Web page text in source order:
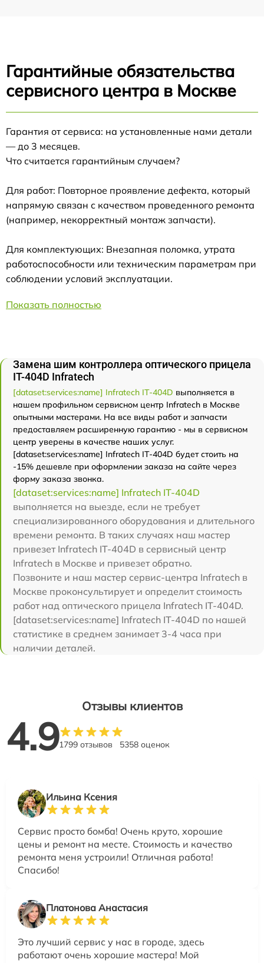
Гарантийные обязательства
сервисного центра в Москве
Гарантия от сервиса: на установленные нами детали
— до 3 месяцев.
Что считается гарантийным случаем?
Для работ: Повторное проявление дефекта, который
напрямую связан с качеством проведенного ремонта
(например, некорректный монтаж запчасти).
Для комплектующих: Внезапная поломка, утрата
работоспособности или техническим параметрам при
соблюдении условий эксплуатации.
Показать полностью
Замена шим контроллера оптического прицела
IT-404D Infratech
[dataset:services:name] Infratech IT-404D выполняется в
нашем профильном сервисном центр Infratech в Москве
опытными мастерами. На все виды работ и запчасти
предоставляем расширенную гарантию - мы в сервисном
центр уверены в качестве наших услуг.
[dataset:services:name] Infratech IT-404D будет стоить на
-15% дешевле при оформлении заказа на сайте через
форму заказа звонка.
[dataset:services:name] Infratech IT-404D
выполняется на выезде, если не требует
специализированного оборудования и длительного
времени ремонта. В таких случаях наш мастер
привезет Infratech IT-404D в сервисный центр
Infratech в Москве и привезет обратно.
Позвоните и наш мастер сервис-центра Infratech в
Москве проконсультирует и определит стоимость
работ над оптического прицела Infratech IT-404D.
[dataset:services:name] Infratech IT-404D по нашей
статистике в среднем занимает 3-4 часа при
наличии деталей.
Отзывы клиентов
4.91799 отзывов 5358 оценок
Ильина Ксения
Сервис просто бомба! Очень круто, хорошие
цены и ремонт на месте. Стоимость и качество
ремонта меня устроили! Отличная работа!
Спасибо!
Платонова Анастасия
Это лучший сервис у нас в городе, здесь
работают очень хорошие мастера! Мой